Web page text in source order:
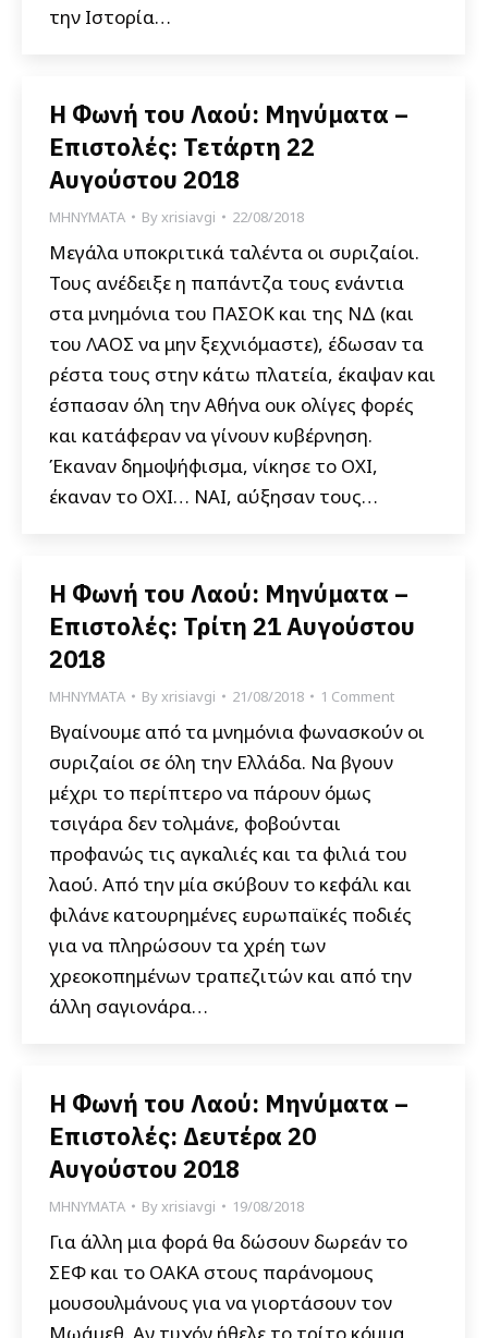
την Ιστορία…
Η Φωνή του Λαού: Μηνύματα –
Επιστολές: Τετάρτη 22
Αυγούστου 2018
ΜΗΝΥΜΑΤΑ Byxrisiavgi 22/08/2018
Μεγάλα υποκριτικά ταλέντα οι συριζαίοι.
Τους ανέδειξε η παπάντζα τους ενάντια
στα μνημόνια του ΠΑΣΟΚ και της ΝΔ (και
του ΛΑΟΣ να μην ξεχνιόμαστε), έδωσαν τα
ρέστα τους στην κάτω πλατεία, έκαψαν και
έσπασαν όλη την Αθήνα ουκ ολίγες φορές
και κατάφεραν να γίνουν κυβέρνηση.
Έκαναν δημοψήφισμα, νίκησε το ΟΧΙ,
έκαναν το ΟΧΙ… ΝΑΙ, αύξησαν τους…
Η Φωνή του Λαού: Μηνύματα –
Επιστολές: Τρίτη 21 Αυγούστου
2018
ΜΗΝΥΜΑΤΑ Byxrisiavgi 21/08/2018 1 Comment
Βγαίνουμε από τα μνημόνια φωνασκούν οι
συριζαίοι σε όλη την Ελλάδα. Να βγουν
μέχρι το περίπτερο να πάρουν όμως
τσιγάρα δεν τολμάνε, φοβούνται
προφανώς τις αγκαλιές και τα φιλιά του
λαού. Από την μία σκύβουν το κεφάλι και
φιλάνε κατουρημένες ευρωπαϊκές ποδιές
για να πληρώσουν τα χρέη των
χρεοκοπημένων τραπεζιτών και από την
άλλη σαγιονάρα…
Η Φωνή του Λαού: Μηνύματα –
Επιστολές: Δευτέρα 20
Αυγούστου 2018
ΜΗΝΥΜΑΤΑ Byxrisiavgi 19/08/2018
Για άλλη μια φορά θα δώσουν δωρεάν το
ΣΕΦ και το ΟΑΚΑ στους παράνομους
μουσουλμάνους για να γιορτάσουν τον